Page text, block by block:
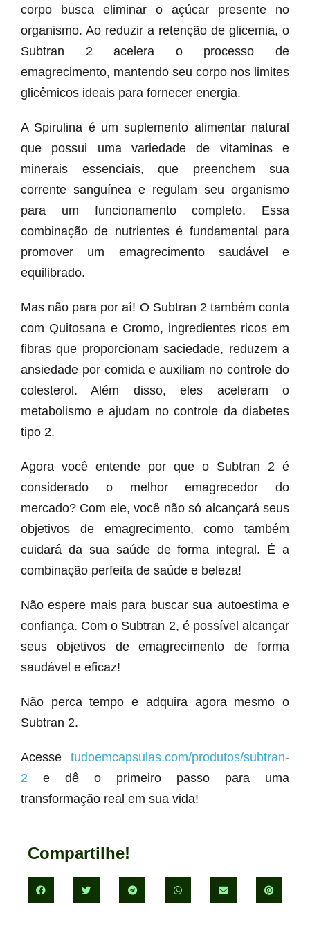
corpo busca eliminar o açúcar presente no
organismo. Ao reduzir a retenção de glicemia, o
Subtran 2 acelera o processo de
emagrecimento, mantendo seu corpo nos limites
glicêmicos ideais para fornecer energia.
A Spirulina é um suplemento alimentar natural
que possui uma variedade de vitaminas e
minerais essenciais, que preenchem sua
corrente sanguínea e regulam seu organismo
para um funcionamento completo. Essa
combinação de nutrientes é fundamental para
promover um emagrecimento saudável e
equilibrado.
Mas não para por aí! O Subtran 2 também conta
com Quitosana e Cromo, ingredientes ricos em
fibras que proporcionam saciedade, reduzem a
ansiedade por comida e auxiliam no controle do
colesterol. Além disso, eles aceleram o
metabolismo e ajudam no controle da diabetes
tipo 2.
Agora você entende por que o Subtran 2 é
considerado o melhor emagrecedor do
mercado? Com ele, você não só alcançará seus
objetivos de emagrecimento, como também
cuidará da sua saúde de forma integral. É a
combinação perfeita de saúde e beleza!
Não espere mais para buscar sua autoestima e
confiança. Com o Subtran 2, é possível alcançar
seus objetivos de emagrecimento de forma
saudável e eficaz!
Não perca tempo e adquira agora mesmo o
Subtran 2.
Acesse tudoemcapsulas.com/produtos/subtran-
2 e dê o primeiro passo para uma
transformação real em sua vida!
Compartilhe!